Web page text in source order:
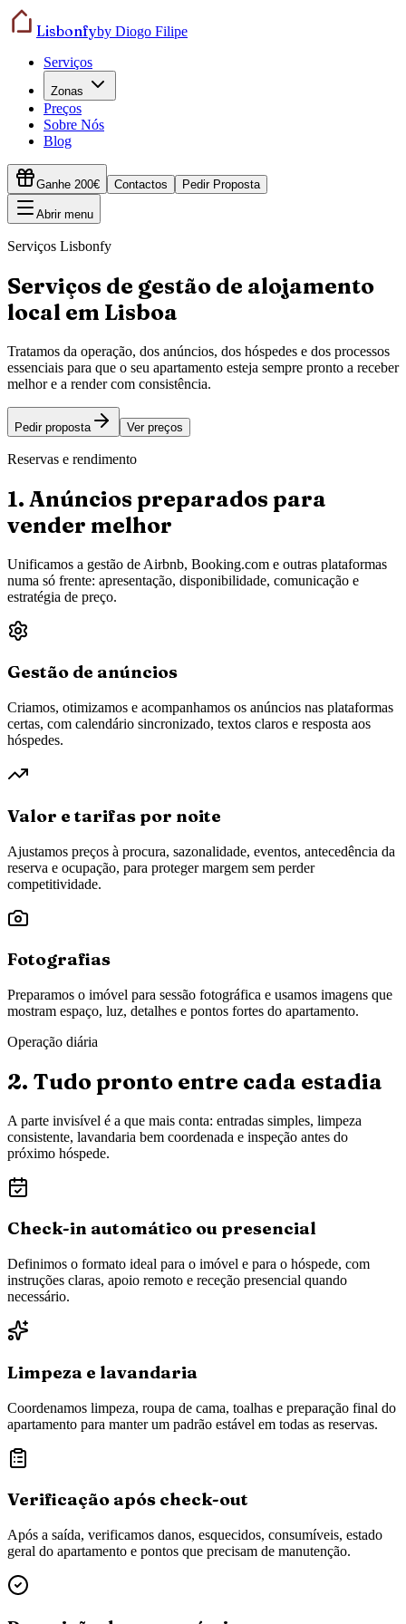
Lisbonfyby Diogo Filipe
Serviços
Zonas
Preços
Sobre Nós
Blog
Ganhe 200€ Contactos Pedir Proposta
Abrir menu
Serviços Lisbonfy
Serviços de gestão de alojamento
local em Lisboa
Tratamos da operação, dos anúncios, dos hóspedes e dos processos
essenciais para que o seu apartamento esteja sempre pronto a receber
melhor e a render com consistência.
Pedir proposta Ver preços
Reservas e rendimento
1. Anúncios preparados para
vender melhor
Unificamos a gestão de Airbnb, Booking.com e outras plataformas
numa só frente: apresentação, disponibilidade, comunicação e
estratégia de preço.
Gestão de anúncios
Criamos, otimizamos e acompanhamos os anúncios nas plataformas
certas, com calendário sincronizado, textos claros e resposta aos
hóspedes.
Valor e tarifas por noite
Ajustamos preços à procura, sazonalidade, eventos, antecedência da
reserva e ocupação, para proteger margem sem perder
competitividade.
Fotografias
Preparamos o imóvel para sessão fotográfica e usamos imagens que
mostram espaço, luz, detalhes e pontos fortes do apartamento.
Operação diária
2. Tudo pronto entre cada estadia
A parte invisível é a que mais conta: entradas simples, limpeza
consistente, lavandaria bem coordenada e inspeção antes do
próximo hóspede.
Check-in automático ou presencial
Definimos o formato ideal para o imóvel e para o hóspede, com
instruções claras, apoio remoto e receção presencial quando
necessário.
Limpeza e lavandaria
Coordenamos limpeza, roupa de cama, toalhas e preparação final do
apartamento para manter um padrão estável em todas as reservas.
Verificação após check-out
Após a saída, verificamos danos, esquecidos, consumíveis, estado
geral do apartamento e pontos que precisam de manutenção.